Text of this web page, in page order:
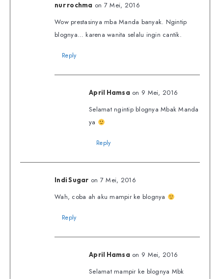
nur rochma on 7 Mei, 2016
Wow prestasinya mba Manda banyak. Ngintip
blognya… karena wanita selalu ingin cantik.
Reply
April Hamsa on 9 Mei, 2016
Selamat ngintip blognya Mbak Manda
ya
Reply
Indi Sugar on 7 Mei, 2016
Wah, coba ah aku mampir ke blognya
Reply
April Hamsa on 9 Mei, 2016
Selamat mampir ke blognya Mbk